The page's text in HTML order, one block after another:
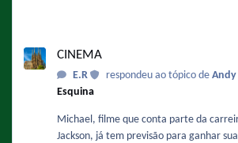
CINEMA
E.R respondeu ao tópico de Andy
Esquina
Michael, filme que conta parte da
Jackson, já tem previsão para ganhar